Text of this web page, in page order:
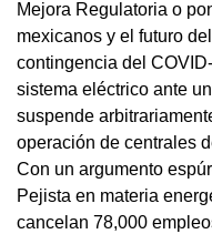
Mejora Regulatoria o
mexicanos y el futuro
contingencia del
sistema eléctrico ante
suspende
operación de centrales
Con un argumento
Pejista en materia
cancelan 78,000